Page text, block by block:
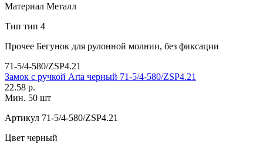
Материал Металл
Тип тип 4
Прочее Бегунок для рулонной молнии, без фиксации
71-5/4-580/ZSP4.21
Замок с ручкой Arta черный 71-5/4-580/ZSP4.21
22.58 р.
Мин. 50 шт
Артикул 71-5/4-580/ZSP4.21
Цвет черный